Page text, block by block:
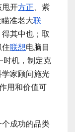
甩开方正 、紫
准老大联
其中也；取
住联想电脑目
时机，制定克
家顾问施光
用和价值可
成功的品类